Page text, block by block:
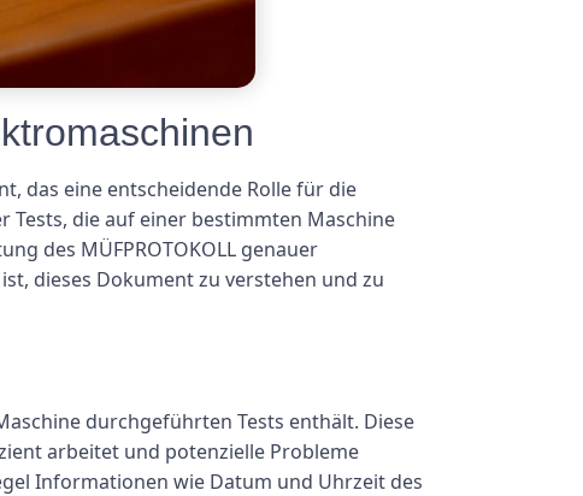
das eine entscheidende Rolle für die
Tests, die auf einer bestimmten Maschine
des MÜFPROTOKOLL genauer
dieses Dokument zu verstehen und zu
durchgeführten Tests enthält. Diese
arbeitet und potenzielle Probleme
Informationen wie Datum und Uhrzeit des